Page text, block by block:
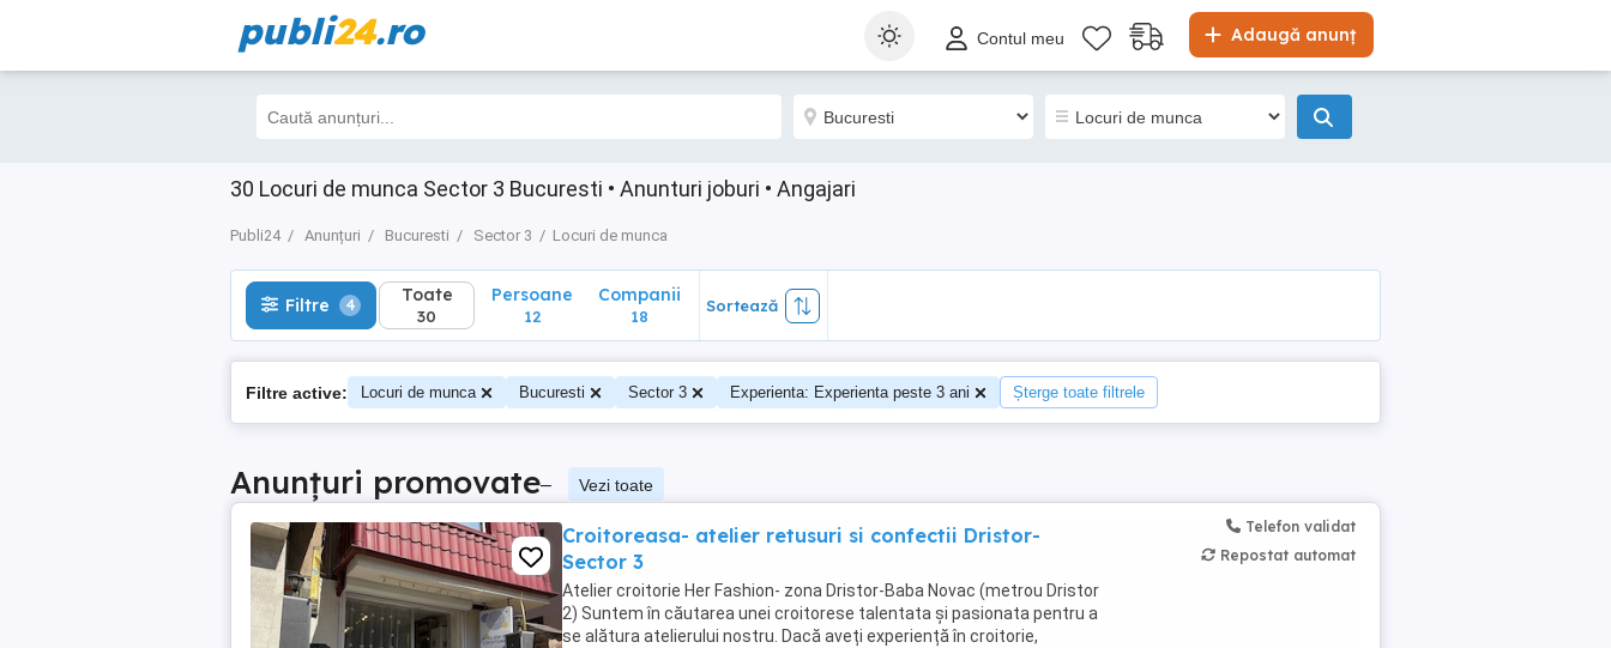
publi24.ro Adaugă anunț
Contul meu
30 Locuri de munca Sector 3 Bucuresti • Anunturi joburi • Angajari
Publi24 Anunțuri Bucuresti Sector 3 Locuri de munca
Filtre 4 Toate
30
Filtre 4 Toate
30
Persoane
12
Companii
18
Sortează
Filtre active: Locuri de munca Bucuresti Sector 3 Experienta: Experienta peste 3 ani Șterge toate filtrele
Anunțuri promovate– Vezi toate
Croitoreasa- atelier retusuri si confectii Dristor-
Sector 3
Atelier croitorie Her Fashion- zona Dristor-Baba Novac (metrou Dristor
2) Suntem în căutarea unei croitorese talentata și pasionata pentru a
se alătura atelierului nostru. Dacă aveți experiență în croitorie,
Telefon validat
Repostat automat